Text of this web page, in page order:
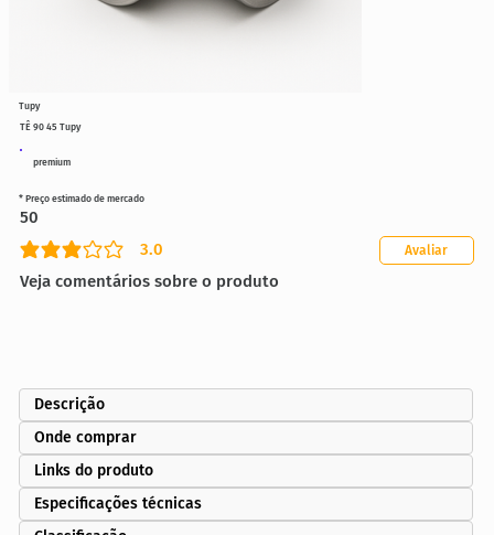
premium
TÊ 90 45 Tupy
3.0
classificação média é 3 de 5
Veja comentários sobre o produto
Avaliar
* Preço estimado de mercado
50
Tupy
Descrição
Onde comprar
Links do produto
Especificações técnicas